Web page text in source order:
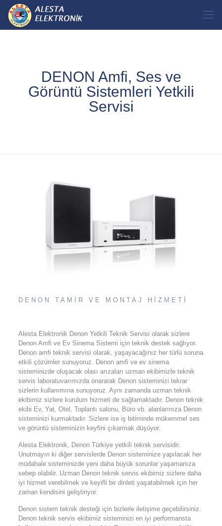
DENON Amfi, Ses ve
Görüntü Sistemleri Yetkili
Servisi
DENON TAMİR VE MONTAJ HİZMETİ
Alesta Elektronik Denon Yetkili Teknik Servisi olarak sizlere
Denon Amfi ve Ev Sinema Sistemi için teknik destek sağlıyor.
Denon amfi teknik servisi olarak, yaşayacağınız her türlü soruna
etkili çözümler sunuyoruz. Denon amfi ve ev sinema
sisteminizde oluşacak olası arızaları uzman ekibimizle teknik
servis laboratuvarımızda onararak Denon sisteminizi tekrar
sizlerin kullanımına sunuyoruz. Aynı zamanda uzman teknik
ekibimiz sizlere kurulum hizmeti de sağlamaktadır. Denon teknik
ekibi Ev, Yat, Otel, Toplantı salonu, Büro vb. alanlarınıza Denon
sisteminizi kurmaktadır. Sizlere ise iş bitiminde mükemmel ses
ve görüntü sisteminizin keyfini çıkarmak düşüyor.
Alesta Elektronik, Denon Türkiye yetkili teknik servisidir.
Unutmayın ki diğer servislerde Denon sisteminize yapılacak her
müdahale sisteminizde yeni daha büyük sorunlar yaşamanıza
sebep olabilir. Uzman Denon teknik servis ekibimiz sizlere daha
iyi hizmet verebilmek ve keyifli bir dinleti yaşatabilmek için her
zaman kendisini geliştiriyor.
Denon sistem teknik desteği için bizlerle iletişime geçebilirsiniz.
Denon teknik servis ekibimiz sisteminizi en iyi performansta